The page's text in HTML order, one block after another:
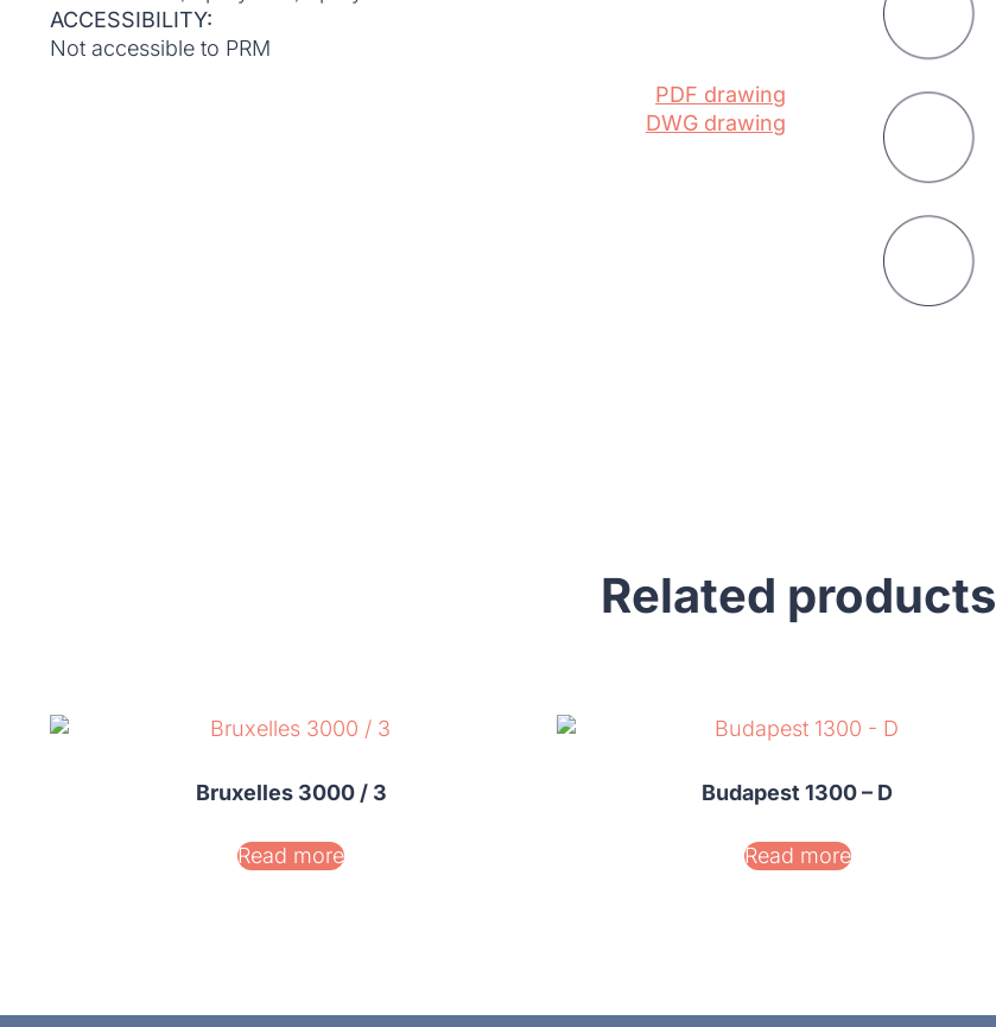
ACCESSIBILITY:
Not accessible to PRM
PDF drawing
DWG drawing
Related products
Bruxelles 3000 / 3
Read more
Budapest 1300 – D
Read more